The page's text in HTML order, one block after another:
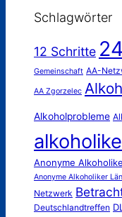
Schlagwörter
12 Schritte
Gemeinschaft AA-
AA Zgorzelec
Alkoholprobleme
Anonyme
Anonyme Alkoholiker
Netzwerk
Deutschlandtreffen